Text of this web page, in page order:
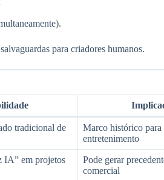
para criadores humanos.
tradicional de
Marco histórico
entretenimento
IA” em projetos
Pode gerar
comercial